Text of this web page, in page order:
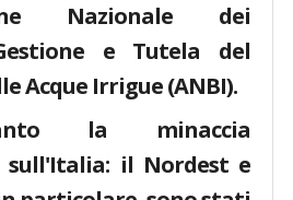
Nazionale dei
e Tutela del
Acque Irrigue (ANBI).
la minaccia
sull'Italia: il Nordest e